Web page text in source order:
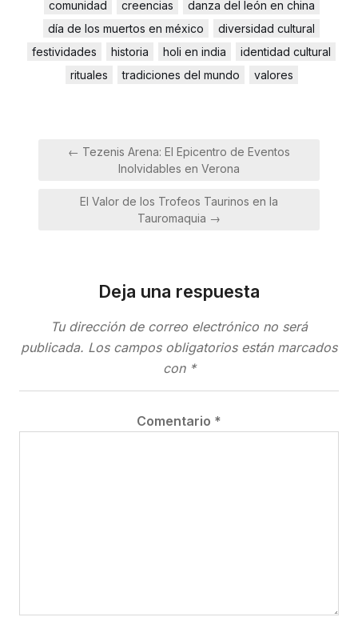
comunidad
creencias
danza del león en china
día de los muertos en méxico
diversidad cultural
festividades
historia holi en india
identidad cultural
rituales
tradiciones del mundo valores
Navegación
← Tezenis Arena: El Epicentro de Eventos
Inolvidables en Verona
El Valor de los Trofeos Taurinos en la
Tauromaquia →
Deja una respuesta
Tu dirección de correo electrónico no será
publicada. Los campos obligatorios están marcados
con *
Comentario *